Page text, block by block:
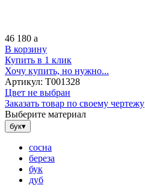
46 180 a
В корзину
Купить в 1 клик
Хочу купить, но нужно...
Артикул: Т001328
Цвет не выбран
Заказать товар по своему чертежу
Выберите материал
бук▾
сосна
береза
бук
дуб